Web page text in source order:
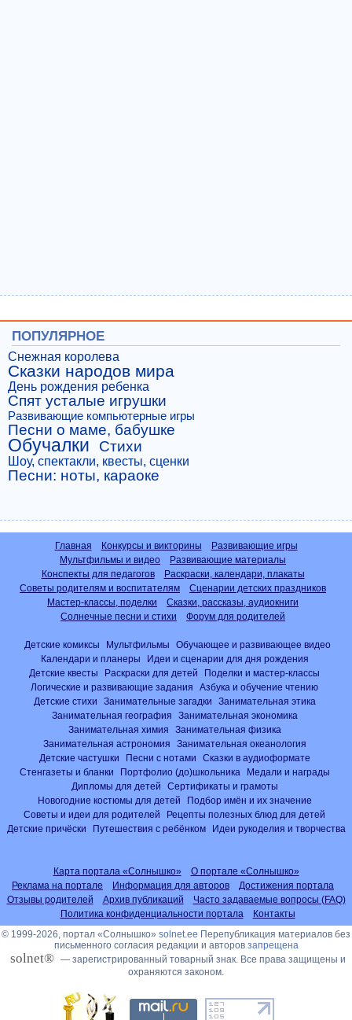
ПОПУЛЯРНОЕ
Снежная королева
Сказки народов мира
День рождения ребенка
Спят усталые игрушки
Развивающие компьютерные игры
Песни о маме, бабушке
Обучалки Стихи
Шоу, спектакли, квесты, сценки
Песни: ноты, караоке
Главная Конкурсы и викторины
Развивающие игры
Мультфильмы и видео
Развивающие материалы
Конспекты для педагогов
Раскраски, календари, плакаты
Советы родителям и воспитателям
Сценарии детских праздников
Мастер-классы, поделки
Сказки, рассказы, аудиокниги
Солнечные песни и стихи
Форум для родителей
Детские комиксы Мультфильмы
Обучающее и развивающее видео
Календари и планеры
Идеи и сценарии для дня рождения
Детские квесты
Раскраски для детей
Поделки и мастер-классы
Логические и развивающие задания
Азбука и обучение чтению
Детские стихи
Занимательные загадки
Занимательная этика
Занимательная география
Занимательная экономика
Занимательная химия
Занимательная физика
Занимательная астрономия
Занимательная океанология
Детские частушки
Песни с нотами
Сказки в аудиоформате
Стенгазеты и бланки
Портфолио (до)школьника
Медали и награды
Дипломы для детей
Сертификаты и грамоты
Новогодние костюмы для детей
Подбор имён и их значение
Советы и идеи для родителей
Рецепты полезных блюд для детей
Детские причёски
Путешествия с ребёнком Идеи рукоделия и творчества
Карта портала «Солнышко»
О портале «Солнышко»
Реклама на портале
Информация для авторов
Достижения портала
Отзывы родителей
Архив публикаций
Часто задаваемые вопросы (FAQ)
Политика конфиденциальности портала
Контакты
© 1999-2026, портал «Солнышко» solnet.ee Перепубликация материалов без
письменного согласия редакции и авторов запрещена
solnet® — зарегистрированный товарный знак. Все права защищены и
охраняются законом.